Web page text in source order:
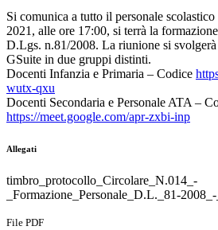
Si comunica a tutto il personale
2021, alle ore 17:00, si terrà la
D.Lgs. n.81/2008. La riunione si
GSuite in due gruppi distinti.
Docenti Infanzia e Primaria – Codice
wutx-qxu
Docenti Secondaria e Personale ATA –
https://meet.google.com/apr-zxbi-inp
Allegati
timbro_protocollo_Circolare_N.014_-
_Formazione_Personale_D.L._81-
File PDF